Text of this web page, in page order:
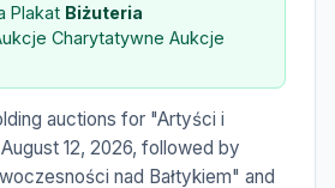
Plakat Biżuteria
Charytatywne Aukcje
auctions for "Artyści i
12, 2026, followed by
nad Bałtykiem" and